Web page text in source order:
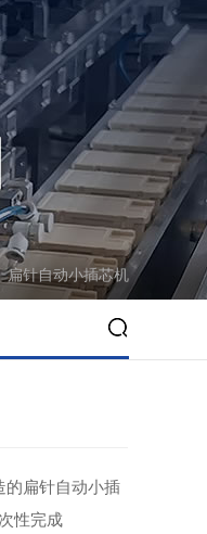
扁针自动小插芯机
的扁针自动小插
性完成